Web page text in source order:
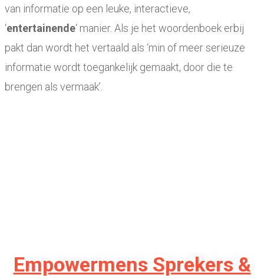
van informatie op een leuke, interactieve,
‘entertainende‘ manier. Als je het woordenboek erbij
pakt dan wordt het vertaald als ‘min of meer serieuze
informatie wordt toegankelijk gemaakt, door die te
brengen als vermaak’.
Empowermens Sprekers &